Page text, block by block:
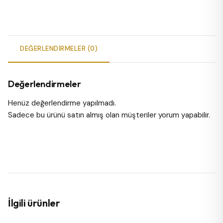
DEĞERLENDIRMELER (0)
Değerlendirmeler
Henüz değerlendirme yapılmadı.
Sadece bu ürünü satın almış olan müşteriler yorum yapabilir.
İlgili ürünler